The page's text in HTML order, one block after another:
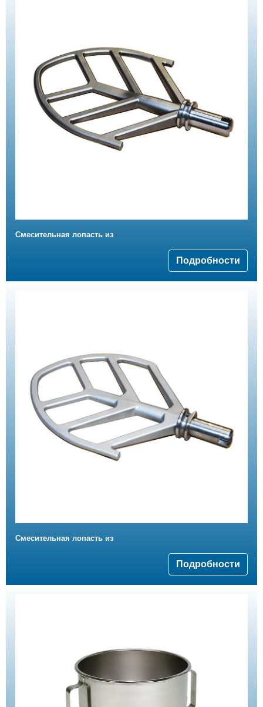
Смесительная лопасть из
Подробности
Смесительная лопасть из
Подробности